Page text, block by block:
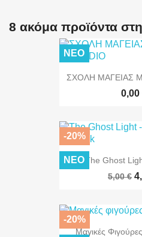
8 ακόμα προϊόντα
ΣΧΟΛΗ ΜΑΓΕΙΑΣ
0,00
ΝΈΟ
The Ghost
5,00 €
-20%
ΝΈΟ
Μαγικές
-20%